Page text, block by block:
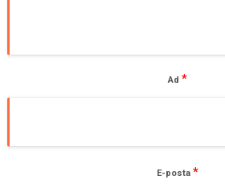
Ad *
E-posta *